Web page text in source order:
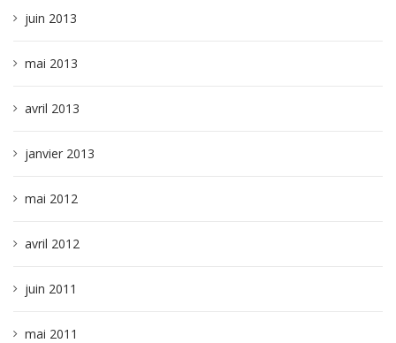
juin 2013
mai 2013
avril 2013
janvier 2013
mai 2012
avril 2012
juin 2011
mai 2011